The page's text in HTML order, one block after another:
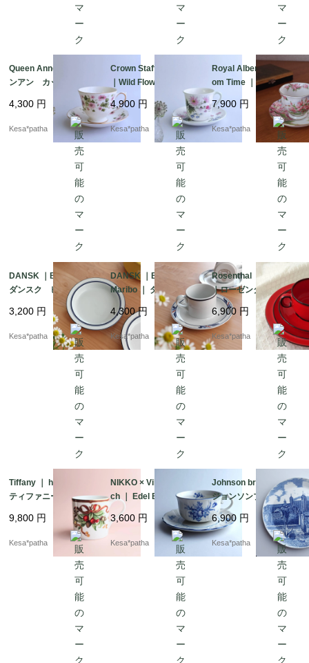
Queen Anne ｜ クイー
ンアン カップ＆ソー
サー 英国 ヴィンテ
ージ イギリス
4,300 円
Kesa*patha
Crown Staffordshire
｜Wild Flowers ｜ クラ
ウン・スタッフォード
シャー 廃盤 イギリ
ス
4,900 円
Kesa*patha
Royal Albert ｜ Bloss
om Time ｜ ロイヤルア
ルバート ブロッサム
タイム カップ＆ソー
サー 廃盤
7,900 円
Kesa*patha
DANSK ｜BISTRO ｜
ダンスク ビストロ
スープボウル ヴィン
テージ ポルトガル
製 アメリカ
3,200 円
Kesa*patha
DANSK ｜BISTRO ｜
Maribo ｜ ダンスク
ビストロ マリボ カ
ップ＆ソーサー ヴィ
ンテージ 廃盤 日本
製 アメリカ
4,300円
Kesa*patha
Rosenthal ｜ Thomas
｜ローゼンタール ト
ーマス カップ＆ソー
サー プレート トリ
オセット ヴィンテー
ジ ドイツ
6,900 円
Kesa*patha
Tiffany ｜ holiday ｜
ティファニー ホリデ
イ クリスマス 廃
盤 日本製 ヴィンテ
ージ アメリカ
9,800 円
Kesa*patha
NIKKO × Villeroy & Bo
ch ｜ Edel Blume ｜ ニ
ッコー ビレロイ&ボ
ッホ カップ＆ソーサ
ー
3,600 円
Kesa*patha
Johnson brothers ｜
ジョンソンブラザー
ズ ロンドン塔900
年 記念 ヴィンテー
ジ 英国 イギリス
6,900 円
Kesa*patha